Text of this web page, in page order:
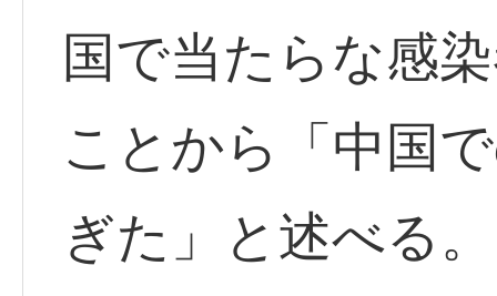
国で当たらな感
ことから「中国
ぎた」と述べる。